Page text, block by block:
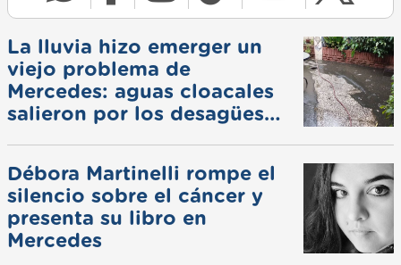
La lluvia hizo emerger un
viejo problema de
Mercedes: aguas cloacales
salieron por los desagües
Débora Martinelli rompe el
silencio sobre el cáncer y
presenta su libro en
Mercedes